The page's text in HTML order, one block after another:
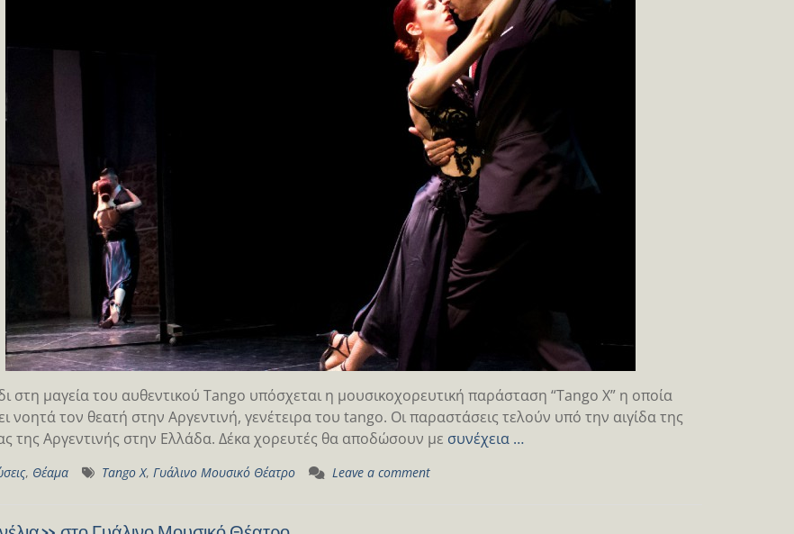
στη μαγεία του αυθεντικού Tango υπόσχεται η μουσικοχορευτική παράσταση “Tango X” η οποία
νοητά τον θεατή στην Αργεντινή, γενέτειρα του tango. Οι παραστάσεις τελούν υπό την αιγίδα της
της Αργεντινής στην Ελλάδα. Δέκα χορευτές θα αποδώσουν με συνέχεια …
, Θέαμα Tango X, Γυάλινο Μουσικό Θέατρο Leave a comment